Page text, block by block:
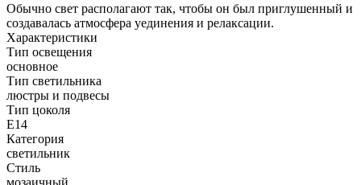
Обычно свет располагают так, чтобы он был приглушенный и
создавалась атмосфера уединения и релаксации.
Характеристики
Тип освещения
основное
Тип светильника
люстры и подвесы
Тип цоколя
E14
Категория
светильник
Стиль
мозаичный